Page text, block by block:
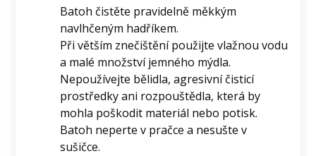
Batoh čistěte pravidelně měkkým
navlhčeným hadříkem.
Při větším znečištění použijte vlažnou vodu
a malé množství jemného mýdla.
Nepoužívejte bělidla, agresivní čisticí
prostředky ani rozpouštědla, která by
mohla poškodit materiál nebo potisk.
Batoh neperte v pračce a nesušte v
sušičce.